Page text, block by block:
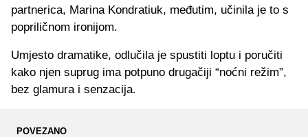
partnerica, Marina Kondratiuk, međutim, učinila je to s
popriličnom ironijom.
Umjesto dramatike, odlučila je spustiti loptu i poručiti
kako njen suprug ima potpuno drugačiji “noćni režim”,
bez glamura i senzacija.
POVEZANO